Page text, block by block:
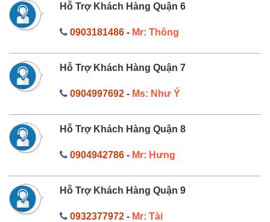
Hỗ Trợ Khách Hàng Quận 6
0903181486- Mr: Thông
Hỗ Trợ Khách Hàng Quận 7
0904997692- Ms: Như Ý
Hỗ Trợ Khách Hàng Quận 8
0904942786- Mr: Hưng
Hỗ Trợ Khách Hàng Quận 9
0932377972- Mr: Tài